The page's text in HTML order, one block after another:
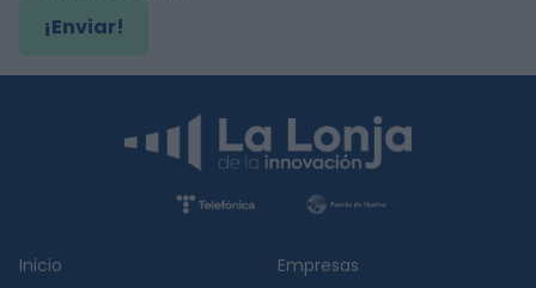
¡Enviar!
Inicio
Empresas